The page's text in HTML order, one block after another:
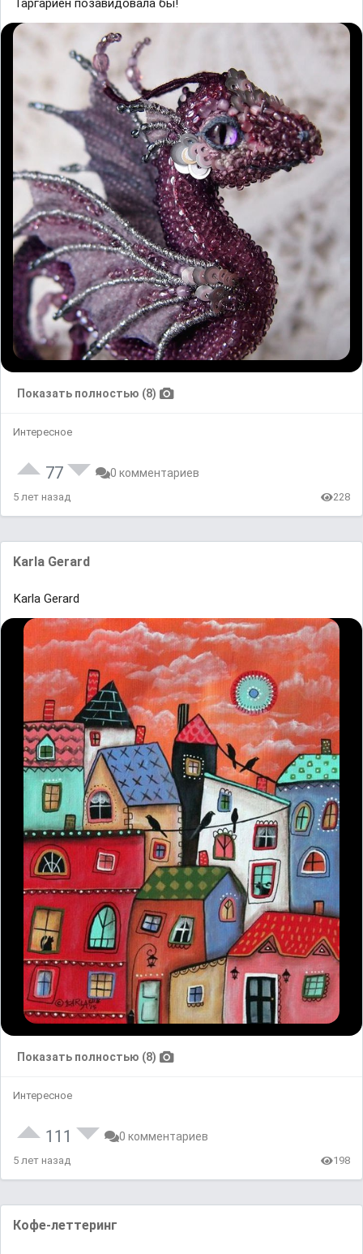
Таргариен позавидовала бы!
Показать полностью (8)
Интересное
77 0 комментариев
5 лет назад 228
Karla Gerard
Karla Gerard
Показать полностью (8)
Интересное
111 0 комментариев
5 лет назад 198
Кофе-леттеринг